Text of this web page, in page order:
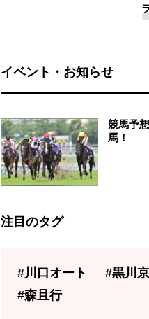
イベント・お知らせ
競馬予
馬！
注目のタグ
#川口オート
#黒川
#森且行